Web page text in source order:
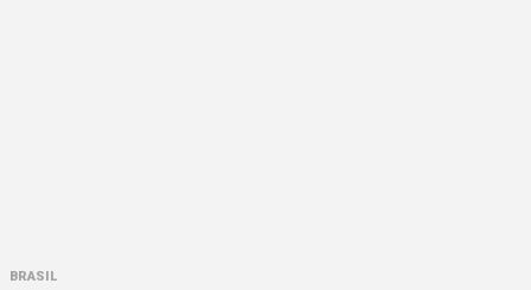
BRASIL